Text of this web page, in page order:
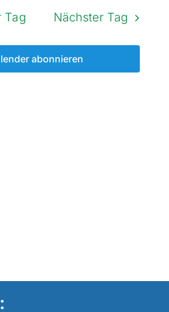
und
Tag Nächster Tag
abonnieren